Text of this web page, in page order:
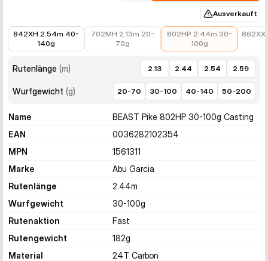
Ausverkauft
842XH 2.54m 40-
140g
702MH 2.13m 20-
70g
802HP 2.44m 30-
100g
119,99
Rutenlänge (m) 2.13 2.44 2.54 2.59
Wurfgewicht (g) 20-70 30-100 40-140 50-200
Name
BEAST Pike 802HP 30-100g Casting
EAN
0036282102354
MPN
1561311
Marke
Abu Garcia
Rutenlänge
2.44m
Wurfgewicht
30-100g
Rutenaktion
Fast
Rutengewicht
182g
Material
24T Carbon